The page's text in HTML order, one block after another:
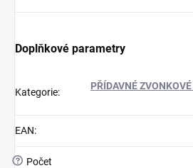
Doplňkové parametry
Kategorie:
PŘÍDAVNÉ
EAN:
?
Počet